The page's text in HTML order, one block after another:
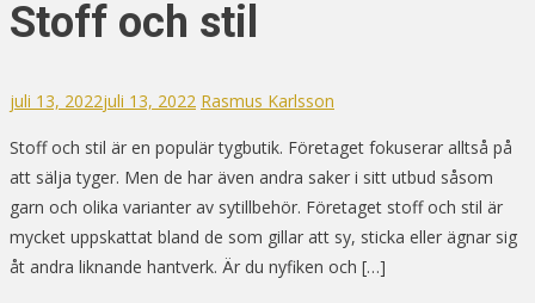
Stoff och stil
juli 13, 2022juli 13, 2022 Rasmus Karlsson
Stoff och stil är en populär tygbutik. Företaget fokuserar alltså på
att sälja tyger. Men de har även andra saker i sitt utbud såsom
garn och olika varianter av sytillbehör. Företaget stoff och stil är
mycket uppskattat bland de som gillar att sy, sticka eller ägnar sig
åt andra liknande hantverk. Är du nyfiken och […]